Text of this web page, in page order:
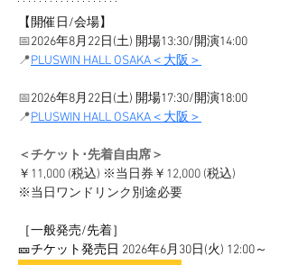
【開催日/会場】
📅2026年8月22日(土) 開場13:30/開演14:00
📍PLUSWIN HALL OSAKA＜大阪＞
📅2026年8月22日(土) 開場17:30/開演18:00
📍PLUSWIN HALL OSAKA＜大阪＞
＜チケット･先着自由席＞
￥11,000 (税込) ※当日券￥12,000 (税込)
※当日ワンドリンク別途必要
［一般発売/先着］
🎫チケット発売日 2026年6月30日(火) 12:00～